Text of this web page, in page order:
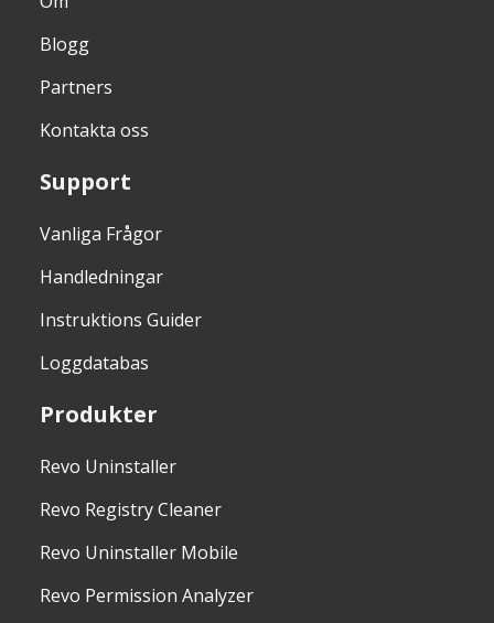
Blogg
Partners
Kontakta oss
Support
Vanliga Frågor
Handledningar
Instruktions Guider
Loggdatabas
Produkter
Revo Uninstaller
Revo Registry Cleaner
Revo Uninstaller Mobile
Revo Permission Analyzer